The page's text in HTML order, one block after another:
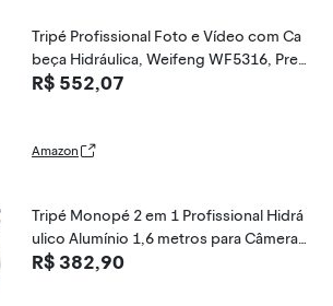
Tripé Profissional Foto e Vídeo com Ca
beça Hidráulica, Weifeng WF5316, Pret
o
R$ 552,07
Amazon
Tripé Monopé 2 em 1 Profissional Hidrá
ulico Alumínio 1,6 metros para Câmeras
Fotográficas triprox600 IMAGEMTECH
R$ 382,90